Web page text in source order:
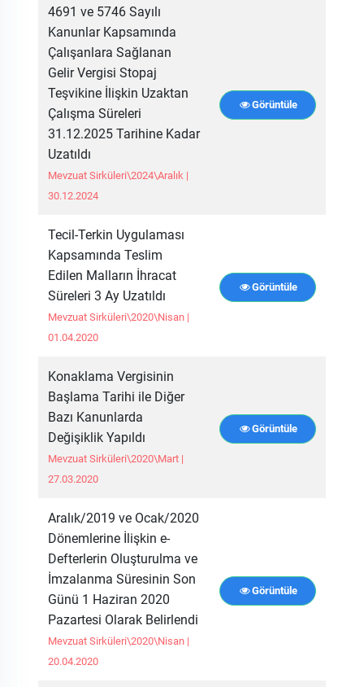
4691 ve 5746 Sayılı
Kanunlar Kapsamında
Çalışanlara Sağlanan
Gelir Vergisi Stopaj
Teşvikine İlişkin Uzaktan
Çalışma Süreleri
31.12.2025 Tarihine Kadar
Uzatıldı
Mevzuat Sirküleri\2024\Aralık |
30.12.2024
Görüntüle
Tecil-Terkin Uygulaması
Kapsamında Teslim
Edilen Malların İhracat
Süreleri 3 Ay Uzatıldı
Mevzuat Sirküleri\2020\Nisan |
01.04.2020
Görüntüle
Konaklama Vergisinin
Başlama Tarihi ile Diğer
Bazı Kanunlarda
Değişiklik Yapıldı
Mevzuat Sirküleri\2020\Mart |
27.03.2020
Görüntüle
Aralık/2019 ve Ocak/2020
Dönemlerine İlişkin e-
Defterlerin Oluşturulma ve
İmzalanma Süresinin Son
Günü 1 Haziran 2020
Pazartesi Olarak Belirlendi
Mevzuat Sirküleri\2020\Nisan |
20.04.2020
Görüntüle